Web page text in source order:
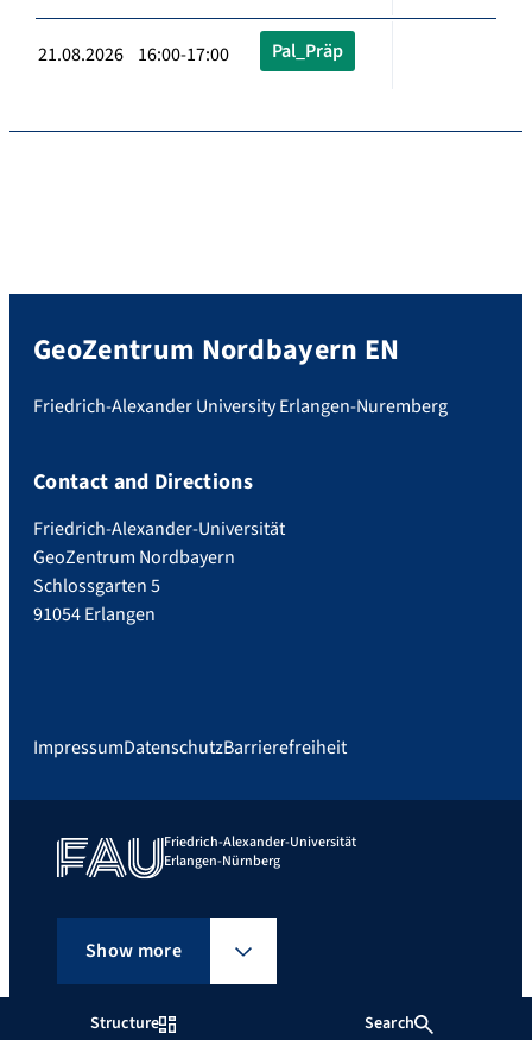
Structure Search
21.08.2026 16:00-17:00 Pal_Präp
GeoZentrum Nordbayern EN
Friedrich-Alexander University Erlangen-Nuremberg
Contact and Directions
Friedrich-Alexander-Universität
GeoZentrum Nordbayern
Schlossgarten 5
91054 Erlangen
ImpressumDatenschutzBarrierefreiheit
Friedrich-Alexander-Universität
Erlangen-Nürnberg
Show more